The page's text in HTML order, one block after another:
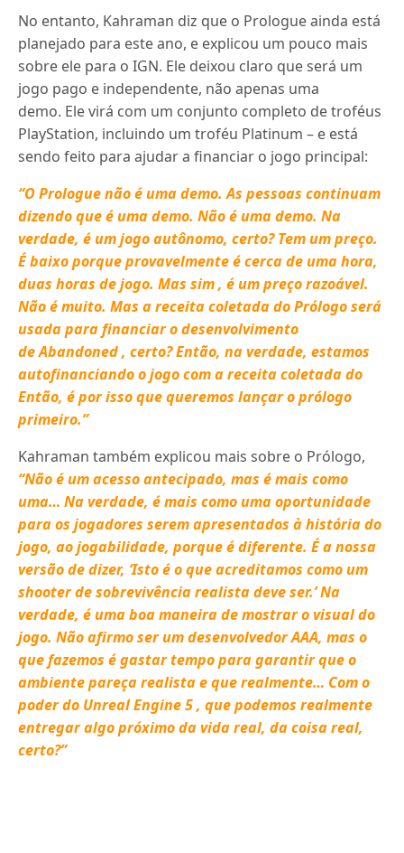
No entanto, Kahraman diz que o Prologue ainda está
planejado para este ano, e explicou um pouco mais
sobre ele para o IGN. Ele deixou claro que será um
jogo pago e independente, não apenas uma
demo. Ele virá com um conjunto completo de troféus
PlayStation, incluindo um troféu Platinum – e está
sendo feito para ajudar a financiar o jogo principal:
“O Prologue não é uma demo. As pessoas continuam
dizendo que é uma demo. Não é uma demo. Na
verdade, é um jogo autônomo, certo? Tem um preço.
É baixo porque provavelmente é cerca de uma hora,
duas horas de jogo. Mas sim , é um preço razoável.
Não é muito. Mas a receita coletada do Prólogo será
usada para financiar o desenvolvimento
de Abandoned , certo? Então, na verdade, estamos
autofinanciando o jogo com a receita coletada do
Então, é por isso que queremos lançar o prólogo
primeiro.”
Kahraman também explicou mais sobre o Prólogo,
“Não é um acesso antecipado, mas é mais como
uma… Na verdade, é mais como uma oportunidade
para os jogadores serem apresentados à história do
jogo, ao jogabilidade, porque é diferente. É a nossa
versão de dizer, ‘Isto é o que acreditamos como um
shooter de sobrevivência realista deve ser.’ Na
verdade, é uma boa maneira de mostrar o visual do
jogo. Não afirmo ser um desenvolvedor AAA, mas o
que fazemos é gastar tempo para garantir que o
ambiente pareça realista e que realmente… Com o
poder do Unreal Engine 5 , que podemos realmente
entregar algo próximo da vida real, da coisa real,
certo?”